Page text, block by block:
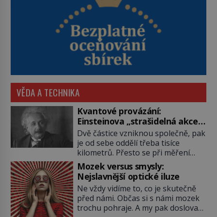
VĚDA A TECHNIKA
Kvantové provázání:
Einsteinova „strašidelná akce
na dálku“ dál mate i fascinuje
vědce
Dvě částice vzniknou společně, pak
je od sebe oddělí třeba tisíce
kilometrů. Přesto se při měření
chovají, jako by mezi nimi
existovalo neviditelné pouto. Albert
Einstein tomu s jistou dávkou
ironie říká „strašidelná akce na
dálku“ a dlouhá desetiletí věří, že
musí existovat jednodušší
Mozek versus smysly:
Nejslavnější optické iluze
Ne vždy vidíme to, co je skutečně
před námi. Občas si s námi mozek
trochu pohraje. A my pak doslova